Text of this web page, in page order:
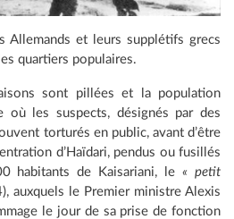
Allemands et leurs supplétifs grecs
quartiers populaires.
sont pillées et la population
où les suspects, désignés par des
torturés en public, avant d’être
d’Haïdari, pendus ou fusillés
habitants de Kaisariani, le« petit
auxquels le Premier ministre Alexis
le jour de sa prise de fonction